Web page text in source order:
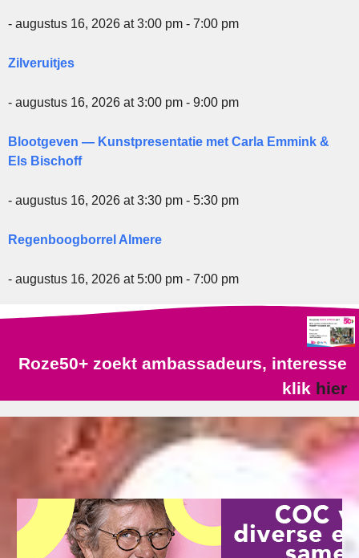
- augustus 16, 2026 at 3:00 pm - 7:00 pm
Zilveruitjes
- augustus 16, 2026 at 3:00 pm - 9:00 pm
Blootgeven — Kunstpresentatie met Carla Emmink &
Els Bischoff
- augustus 16, 2026 at 3:30 pm - 5:30 pm
Regenboogborrel Almere
- augustus 16, 2026 at 5:00 pm - 7:00 pm
Roze50+ zoekt ambassadeurs, interesse
klik hier